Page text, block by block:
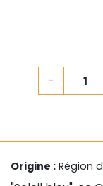
-
Origine : Région